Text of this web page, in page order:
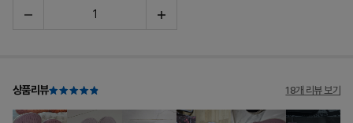
상품리뷰 18개 리뷰 보기